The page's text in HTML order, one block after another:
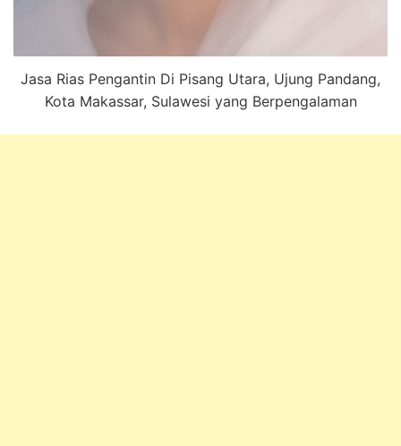
Jasa Rias Pengantin Di Pisang Utara, Ujung Pandang,
Kota Makassar, Sulawesi yang Berpengalaman